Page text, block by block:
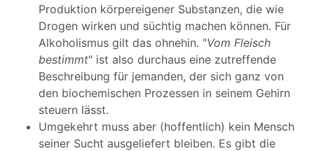
Produktion körpereigener Substanzen, die wie
Drogen wirken und süchtig machen können. Für
Alkoholismus gilt das ohnehin. "Vom Fleisch
bestimmt" ist also durchaus eine zutreffende
Beschreibung für jemanden, der sich ganz von
den biochemischen Prozessen in seinem Gehirn
steuern lässt.
Umgekehrt muss aber (hoffentlich) kein Mensch
seiner Sucht ausgeliefert bleiben. Es gibt die